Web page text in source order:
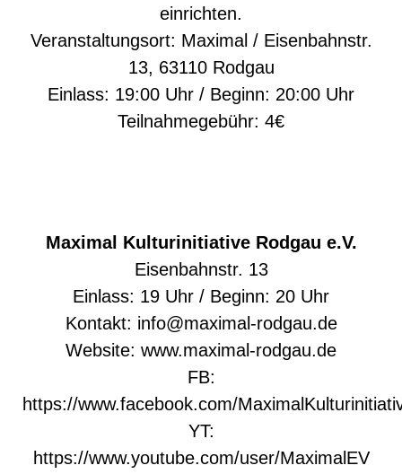
einrichten.
Veranstaltungsort: Maximal / Eisenbahnstr.
13, 63110 Rodgau
Einlass: 19:00 Uhr / Beginn: 20:00 Uhr
Teilnahmegebühr: 4€
Maximal Kulturinitiative Rodgau e.V.
Eisenbahnstr. 13
Einlass: 19 Uhr / Beginn: 20 Uhr
Kontakt: info@maximal-rodgau.de
Website: www.maximal-rodgau.de
FB:
https://www.facebook.com/
YT:
https://www.youtube.com/user/MaximalEV